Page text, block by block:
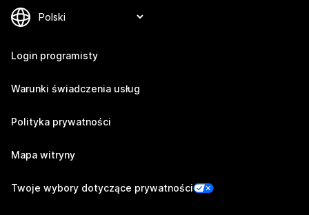
Login programisty
Warunki świadczenia usług
Polityka prywatności
Mapa witryny
Twoje wybory dotyczące prywatności